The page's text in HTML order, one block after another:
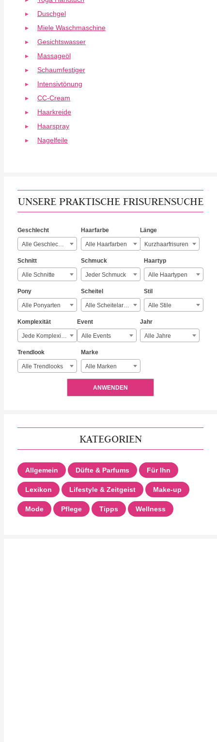
Duschgel
Miele Waschmaschine
Gesichtswasser
Massageöl
Schaumfestiger
Intensivtönung
CC-Cream
Haarkreide
Haarspray
Nagelfeile
UNSERE PRAKTISCHE FRISURENSUCHE
Geschlecht
Alle Geschlechter
Haarfarbe
Alle Haarfarben
Länge
Kurzhaarfrisuren
Schnitt
Alle Schnitte
Schmuck
Jeder Schmuck
Haartyp
Alle Haartypen
Pony
Alle Ponyarten
Scheitel
Alle Scheitelarten
Stil
Alle Stile
Komplexität
Jede Komplexität
Event
Alle Events
Jahr
Alle Jahre
Trendlook
Alle Trendlooks
Marke
Alle Marken
ANWENDEN
KATEGORIEN
Allgemein Düfte & Parfums Für Ihn
Lexikon Lifestyle & Zeitgeist Make-up
Mode Pflege Tipps Wellness